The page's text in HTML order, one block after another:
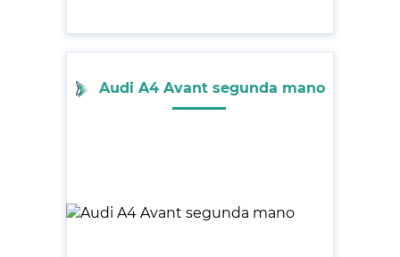
Audi A4 Avant segunda mano